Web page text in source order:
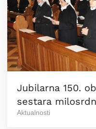
Jubilarna 150.
sestara
Aktualnosti